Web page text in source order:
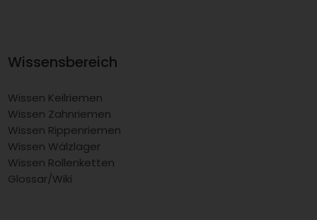
Wissensbereich
Wissen Keilriemen
Wissen Zahnriemen
Wissen Rippenriemen
Wissen Wälzlager
Wissen Rollenketten
Glossar/Wiki